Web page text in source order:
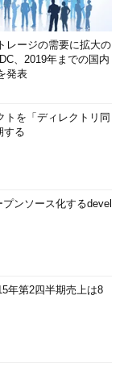
レージの需要に拡大の
、2019年までの国内
発表
を「ディレクトリ同
する
ンソース化するdevel
年第2四半期売上は8